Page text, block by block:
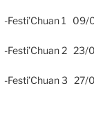
-Festi’Chuan 1
-Festi’Chuan 2
-Festi’Chuan 3